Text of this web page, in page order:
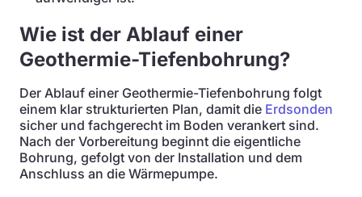
Wie ist der Ablauf einer
Geothermie-Tiefenbohrung?
Der Ablauf einer Geothermie-Tiefenbohrung folgt
einem klar strukturierten Plan, damit die Erdsonden
sicher und fachgerecht im Boden verankert sind.
Nach der Vorbereitung beginnt die eigentliche
Bohrung, gefolgt von der Installation und dem
Anschluss an die Wärmepumpe.